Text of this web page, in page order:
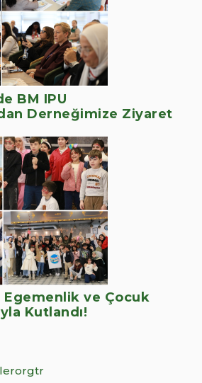
BM IPU
Derneğimize Ziyaret
Egemenlik ve Çocuk
Kutlandı!